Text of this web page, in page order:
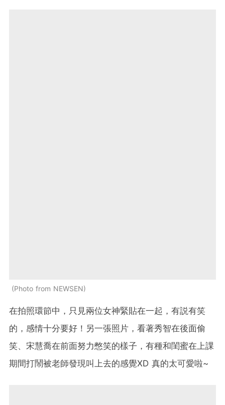
Photo from NEWSEN
在拍照環節中，只見兩位女神緊貼在一起，有説有笑
的，感情十分要好！另一張照片，看著秀智在後面偷
笑、宋慧喬在前面努力憋笑的樣子，有種和閨蜜在上課
期間打鬧被老師發現叫上去的感覺XD 真的太可愛啦~